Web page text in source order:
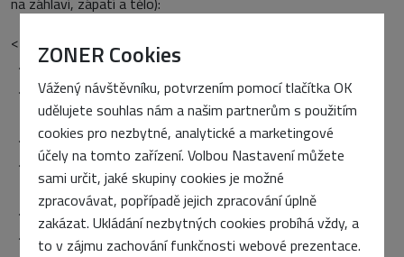
ZONER Cookies
Vážený návštěvníku, potvrzením pomocí tlačítka OK
udělujete souhlas nám a našim partnerům s použitím
cookies pro nezbytné, analytické a marketingové
účely na tomto zařízení. Volbou Nastavení můžete
sami určit, jaké skupiny cookies je možné
zpracovávat, popřípadě jejich zpracování úplně
zakázat. Ukládání nezbytných cookies probíhá vždy, a
to v zájmu zachování funkčnosti webové prezentace.
<table summary=“…“>
<caption>…</caption>
<tr> <!– první řádek –>
</tr>
<tr> <!– druhý řádek –>
</tr>
<tr> <!– třetí řádek –>